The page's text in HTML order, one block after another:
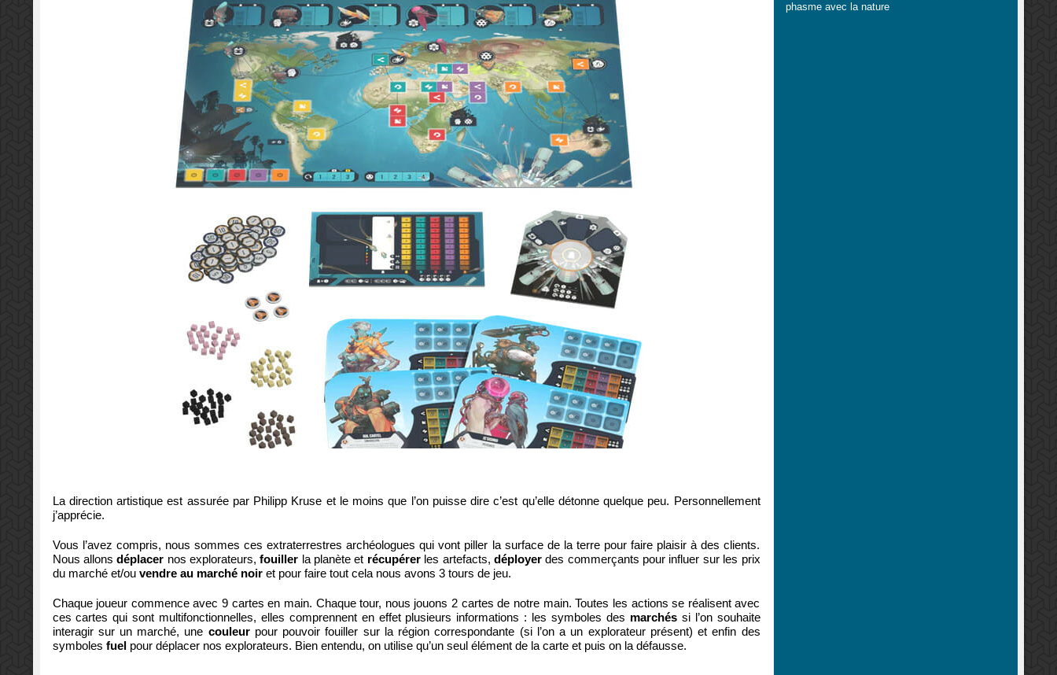
La direction artistique est assurée par Philipp Kruse et le moins que l’on puisse dire c’est qu’elle détonne quelque peu. Personnellement
j’apprécie.
Vous l’avez compris, nous sommes ces extraterrestres archéologues qui vont piller la surface de la terre pour faire plaisir à des clients.
Nous allonsdéplacer nos explorateurs,fouiller la planète et récupérer les artefacts, déployerdes commerçants pour influer sur les prix
du marché et/ou vendre au marché noiret pour faire tout cela nous avons 3 tours de jeu.
Chaque joueur commence avec 9 cartes en main. Chaque tour, nous jouons 2 cartes de notre main. Toutes les actions se réalisent avec
ces cartes qui sont multifonctionnelles, elles comprennent en effet plusieurs informations : les symboles des marchés si l’on souhaite
interagir sur un marché, une couleur pour pouvoir fouiller sur la région correspondante (si l’on a un explorateur présent) et enfin des
symboles fuel pour déplacer nos explorateurs. Bien entendu, on utilise qu’un seul élément de la carte et puis on la défausse.
phasme avec la nature